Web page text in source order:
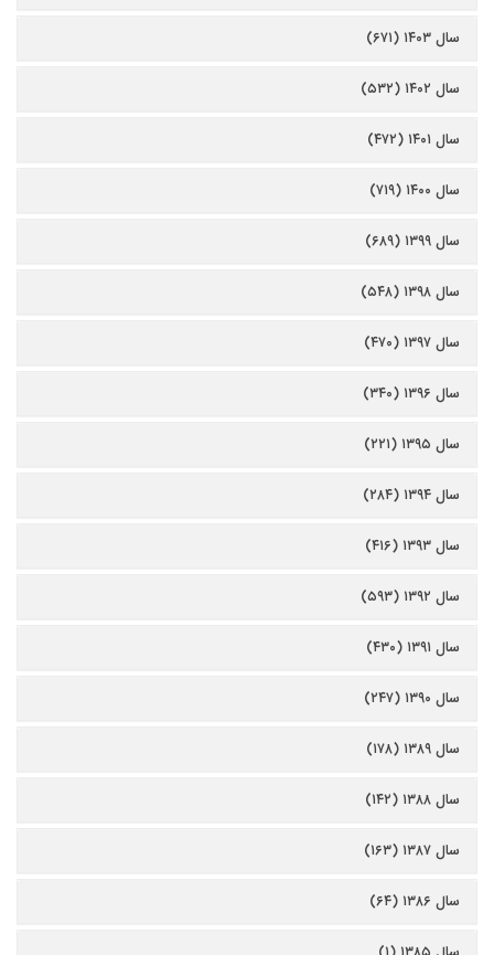
سال ۱۴۰۳ (۶۷۱)
سال ۱۴۰۲ (۵۳۲)
سال ۱۴۰۱ (۴۷۲)
سال ۱۴۰۰ (۷۱۹)
سال ۱۳۹۹ (۶۸۹)
سال ۱۳۹۸ (۵۴۸)
سال ۱۳۹۷ (۴۷۰)
سال ۱۳۹۶ (۳۴۰)
سال ۱۳۹۵ (۲۲۱)
سال ۱۳۹۴ (۲۸۴)
سال ۱۳۹۳ (۴۱۶)
سال ۱۳۹۲ (۵۹۳)
سال ۱۳۹۱ (۴۳۰)
سال ۱۳۹۰ (۲۴۷)
سال ۱۳۸۹ (۱۷۸)
سال ۱۳۸۸ (۱۴۲)
سال ۱۳۸۷ (۱۶۳)
سال ۱۳۸۶ (۶۴)